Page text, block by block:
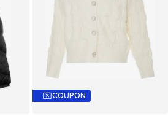
COUPON